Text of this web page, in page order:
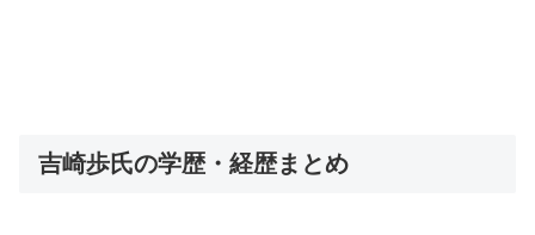
吉崎歩氏の学歴・経歴まとめ